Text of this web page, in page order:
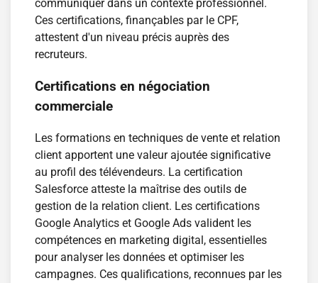
communiquer dans un contexte professionnel.
Ces certifications, finançables par le CPF,
attestent d'un niveau précis auprès des
recruteurs.
Certifications en négociation
commerciale
Les formations en techniques de vente et relation
client apportent une valeur ajoutée significative
au profil des télévendeurs. La certification
Salesforce atteste la maîtrise des outils de
gestion de la relation client. Les certifications
Google Analytics et Google Ads valident les
compétences en marketing digital, essentielles
pour analyser les données et optimiser les
campagnes. Ces qualifications, reconnues par les